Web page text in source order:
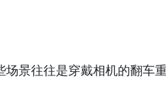
景往往是穿戴相机的翻车